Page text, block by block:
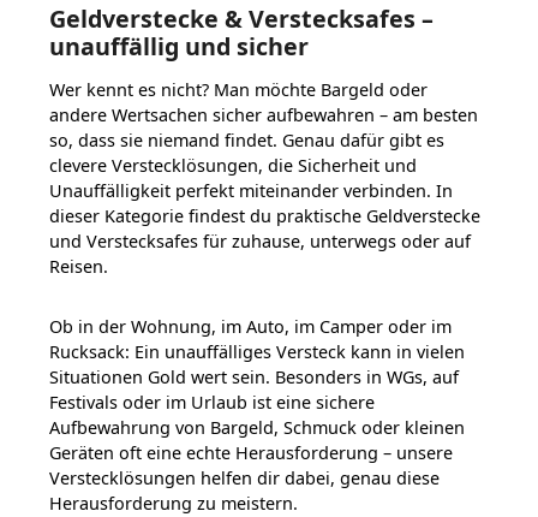
Geldverstecke & Verstecksafes –
unauffällig und sicher
Wer kennt es nicht? Man möchte Bargeld oder
andere Wertsachen sicher aufbewahren – am besten
so, dass sie niemand findet. Genau dafür gibt es
clevere Verstecklösungen, die Sicherheit und
Unauffälligkeit perfekt miteinander verbinden. In
dieser Kategorie findest du praktische Geldverstecke
und Verstecksafes für zuhause, unterwegs oder auf
Reisen.
Ob in der Wohnung, im Auto, im Camper oder im
Rucksack: Ein unauffälliges Versteck kann in vielen
Situationen Gold wert sein. Besonders in WGs, auf
Festivals oder im Urlaub ist eine sichere
Aufbewahrung von Bargeld, Schmuck oder kleinen
Geräten oft eine echte Herausforderung – unsere
Verstecklösungen helfen dir dabei, genau diese
Herausforderung zu meistern.